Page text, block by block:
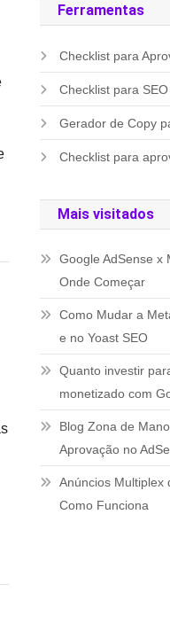
Ferramentas
Checklist para
Checklist para
Gerador de Copy
Checklist para
Mais visitados
Google AdSense x
Onde Começar
Como Mudar a
e no Yoast SEO
Quanto investir
monetizado com
Blog Zona de
Aprovação no
Anúncios Multiplex
Como Funciona